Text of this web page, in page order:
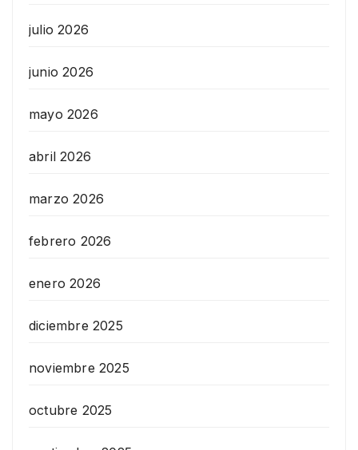
julio 2026
junio 2026
mayo 2026
abril 2026
marzo 2026
febrero 2026
enero 2026
diciembre 2025
noviembre 2025
octubre 2025